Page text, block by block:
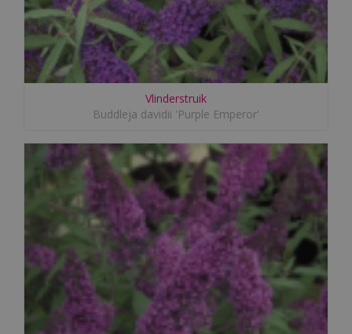
Vlinderstruik
Buddleja davidii 'Purple Emperor'